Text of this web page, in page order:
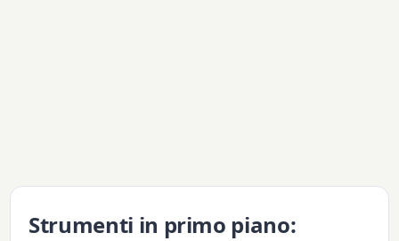
Strumenti in primo piano: